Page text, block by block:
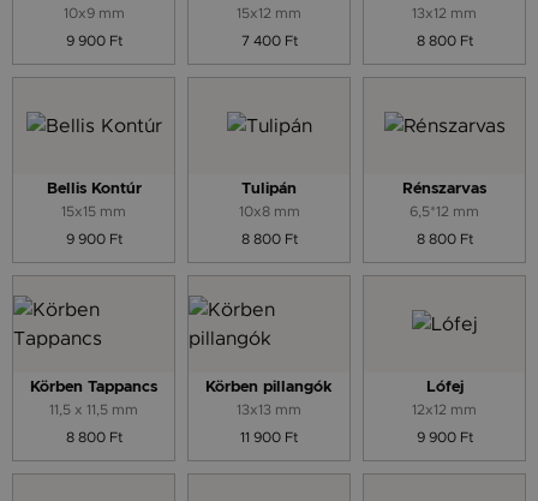
10x9 mm
9 900 Ft
15x12 mm
7 400 Ft
13x12 mm
8 800 Ft
Bellis Kontúr
15x15 mm
9 900 Ft
Tulipán
10x8 mm
8 800 Ft
Rénszarvas
6,5*12 mm
8 800 Ft
Körben Tappancs
11,5 x 11,5 mm
8 800 Ft
Körben pillangók
13x13 mm
11 900 Ft
Lófej
12x12 mm
9 900 Ft